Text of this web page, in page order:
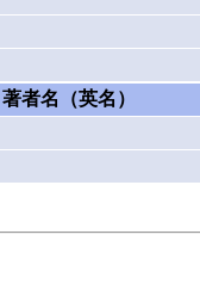
著者名（英名）